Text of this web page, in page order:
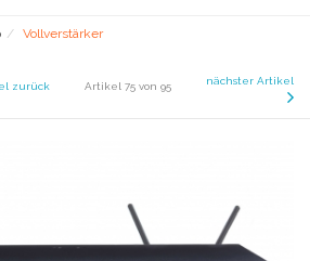
Vollverstärker
zurück Artikel 75 von 95 nächster Artikel